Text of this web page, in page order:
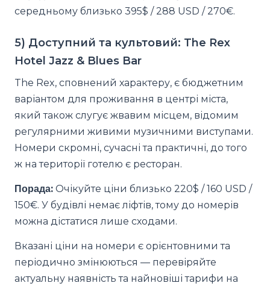
середньому близько 395$ / 288 USD / 270€.
5) Доступний та культовий: The Rex
Hotel Jazz & Blues Bar
The Rex, сповнений характеру, є бюджетним
варіантом для проживання в центрі міста,
який також слугує жвавим місцем, відомим
регулярними живими музичними виступами.
Номери скромні, сучасні та практичні, до того
ж на території готелю є ресторан.
Порада: Очікуйте ціни близько 220$ / 160 USD /
150€. У будівлі немає ліфтів, тому до номерів
можна дістатися лише сходами.
Вказані ціни на номери є орієнтовними та
періодично змінюються — перевіряйте
актуальну наявність та найновіші тарифи на